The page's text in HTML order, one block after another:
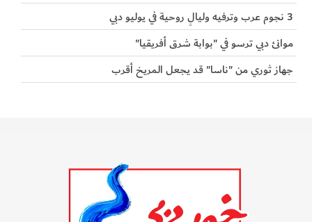
3 نجوم عرب وترفيه وليالٍ روحية في يوليو دبي
موانئ دبي ترسو في "بوابة شرق أفريقيا"
جهاز ثوري من "ناسا" قد يجعل المريخ أقرب